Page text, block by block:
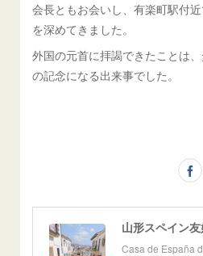
会長ともお会いし、有楽町駅付
を深めてきました。
外国の元首に拝謁できたことは
の記念になる出来事でした。
山形スペイン
Casa de